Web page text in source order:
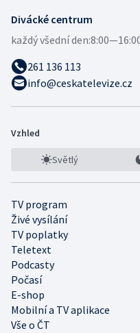
Divácké centrum
každý všední den:
261 136 113
info@ceskatelevize.cz
Vzhled
Světlý
TV program
Živé vysílání
TV poplatky
Teletext
Podcasty
Počasí
E-shop
Mobilní a TV aplikace
Vše o ČT